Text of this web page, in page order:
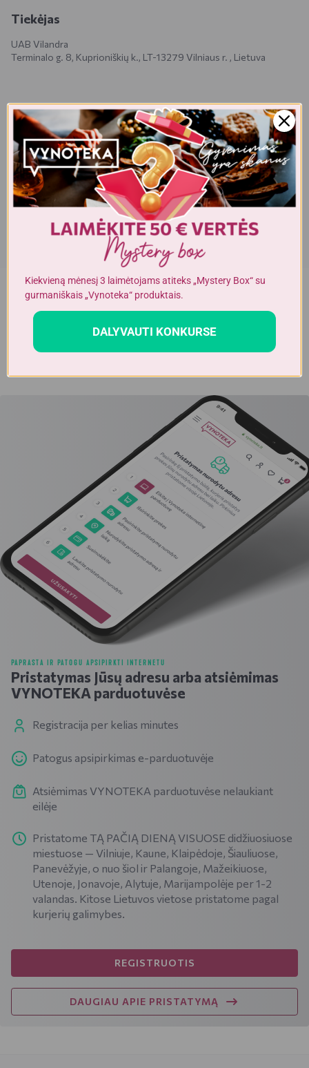
Tiekėjas
UAB Vilandra
Terminalo g. 8, Kuprioniškių k., LT-13279 Vilniaus r. , Lietuva
Realios prekės išvaizda gali šiek tiek skirtis nuo esančios nuotraukoje.
Prekės, kurias gausite, gali būti kitokioje pakuotėje bei kitokios
išvaizdos ar formos. Informacija produkto aprašyme, kuri pateikiama
elektroninėje parduotuvėje, yra bendro pobūdžio, todėl nėra tapati
informacijai, nurodomai ant produkto pakuotės. Ant produkto
pakuotės nurodoma informacija yra išsamesnė ir gali šiek tiek skirtis
nuo informacijos, nurodomos elektroninėje parduotuvėje pateiktų
prekių aprašymuose. Visada rekomenduojame perskaityti ir
vadovautis informacija, esančia ant prekės pakuotės. Akcijinių prekių
Dėmesio!Alkoholinius gėrimus gali įsigyti tik asmenys,
PAPRASTA IR PATOGU APSIPIRKTI INTERNETU
Pristatymas Jūsų adresu arba atsiėmimas
VYNOTEKA parduotuvėse
Registracija per kelias minutes
Patogus apsipirkimas e-parduotuvėje
Atsiėmimas VYNOTEKA parduotuvėse nelaukiant
eilėje
Pristatome TĄ PAČIĄ DIENĄ VISUOSE didžiuosiuose
miestuose — Vilniuje, Kaune, Klaipėdoje, Šiauliuose,
Panevėžyje, o nuo šiol ir Palangoje, Mažeikiuose,
Utenoje, Jonavoje, Alytuje, Marijampolėje per 1-2
valandas. Kitose Lietuvos vietose pristatome pagal
kurjerių galimybes.
REGISTRUOTIS
DAUGIAU APIE PRISTATYMĄ
Kiekvieną mėnesį 3 laimėtojams atiteks „Mystery Box“ su
gurmaniškais „Vynoteka“ produktais.
DALYVAUTI KONKURSE